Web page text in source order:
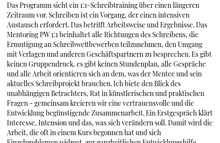
Das Programm sieht ein 1:1-Schreibtraining über einen längeren
Zeitraum vor. Schreiben ist ein Vorgang, der einen intensiven
Austausch erfordert. Das betrifft Arbeitsweise und Ergebnisse. Das
Mentoring PW 1:1 beinhaltet alle Richtungen des Schreibens, die
Ermutigung an Schreibwettbewerben teilzunehmen, den Umgang
mit Verlagen und anderen Geschäftspartnern zu besprechen. Es gibt
keinen Gruppendruck, es gibt keinen Stundenplan, alle Gespräche
und alle Arbeit orientieren sich an dem, was der Mentee und sein
aktuelles Schreibprojekt brauchen. Ich biete den Blick des
unabhängigen Betrachters, Rat in künstlerischen und praktischen
Fragen - gemeinsam kreieren wir eine vertrauensvolle und die
Entwicklung begünstigende Zusammenarbeit. Ein Erstgespräch klärt
Interesse, Intension und das, was sich verändern soll. Damit wird die
Arbeit, die oft in einem Kurs begonnen hat und sich